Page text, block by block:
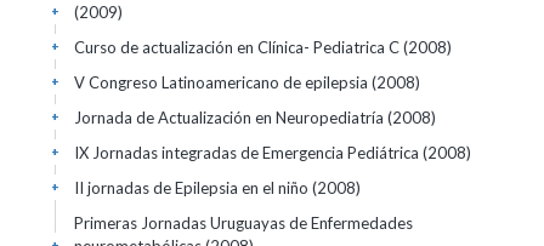
(2009)
+
Curso de actualización en Clínica- Pediatrica C(2008)
+
V Congreso Latinoamericano de epilepsia (2008)
+
Jornada de Actualización en Neuropediatría (2008)
+
IX Jornadas integradas de Emergencia Pediátrica (2008)
+
II jornadas de Epilepsia en el niño (2008)
+
Primeras Jornadas Uruguayas de Enfermedades